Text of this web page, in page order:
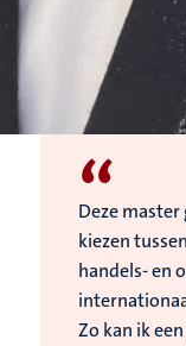
“
Deze
kiezen
handels- en
Zo kan ik